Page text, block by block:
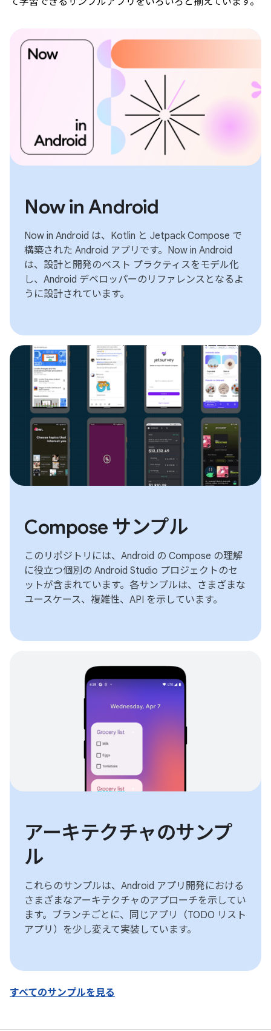
Now in Android
Now in Android は、Kotlin と Jetpack Compose で
構築された Android アプリです。Now in Android
は、設計と開発のベスト プラクティスをモデル化
し、Android デベロッパーのリファレンスとなるよ
うに設計されています。
Compose サンプル
このリポジトリには、Android の Compose の理解
に役立つ個別の Android Studio プロジェクトのセ
ットが含まれています。各サンプルは、さまざまな
ユースケース、複雑性、API を示しています。
アーキテクチャのサンプ
ル
これらのサンプルは、Android アプリ開発における
さまざまなアーキテクチャのアプローチを示してい
ます。ブランチごとに、同じアプリ（TODO リスト
アプリ）を少し変えて実装しています。
すべてのサンプルを見る